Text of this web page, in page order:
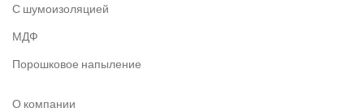
С шумоизоляцией
МДФ
Порошковое напыление
О компании